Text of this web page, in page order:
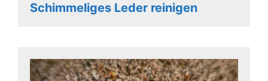
Schimmeliges Leder reinigen